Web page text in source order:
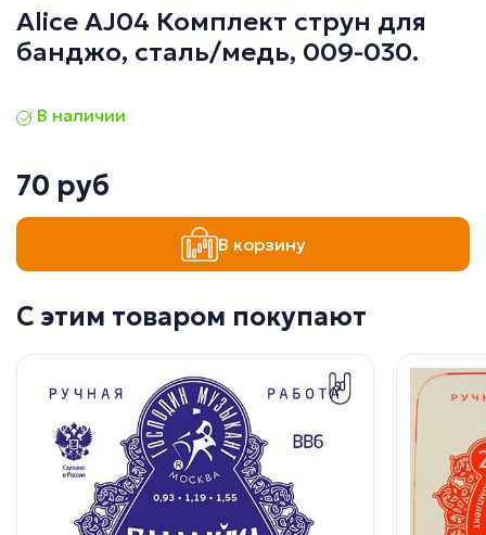
Alice AJ04 Комплект струн для
банджо, сталь/медь, 009-030.
В наличии
70 руб
В корзину
С этим товаром покупают